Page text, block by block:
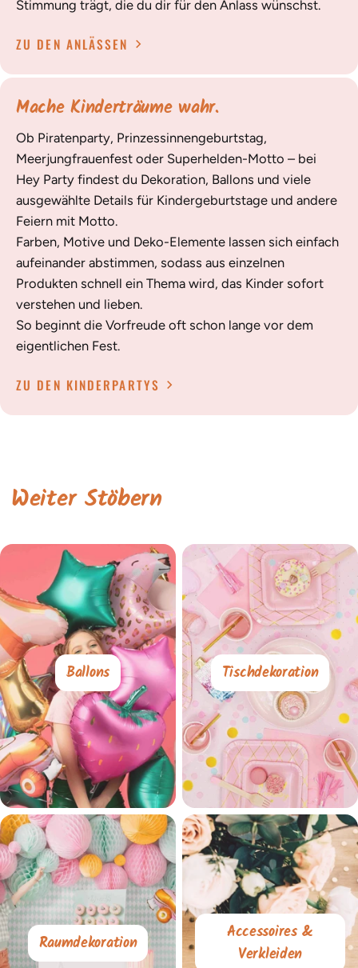
Stimmung trägt, die du dir für den Anlass wünschst.
ZU DEN ANLÄSSEN
Mache Kinderträume wahr.
Ob Piratenparty, Prinzessinnengeburtstag,
Meerjungfrauenfest oder Superhelden-Motto – bei
Hey Party findest du Dekoration, Ballons und viele
ausgewählte Details für Kindergeburtstage und andere
Feiern mit Motto.
Farben, Motive und Deko-Elemente lassen sich einfach
aufeinander abstimmen, sodass aus einzelnen
Produkten schnell ein Thema wird, das Kinder sofort
verstehen und lieben.
So beginnt die Vorfreude oft schon lange vor dem
eigentlichen Fest.
ZU DEN KINDERPARTYS
Weiter Stöbern
Ballons Tischdekoration
Raumdekoration
Accessoires &
Verkleiden